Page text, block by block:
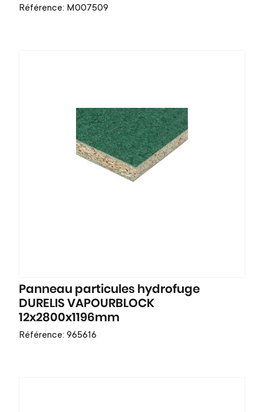
Référence: M007509
Panneau particules hydrofuge
DURELIS VAPOURBLOCK
12x2800x1196mm
Référence: 965616